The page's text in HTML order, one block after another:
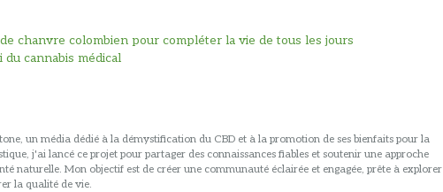
chanvre colombien pour compléter la vie de tous les jours
cannabis médical
un média dédié à la démystification du CBD et à la promotion de ses bienfaits pour la
j'ai lancé ce projet pour partager des connaissances fiables et soutenir une approche
naturelle. Mon objectif est de créer une communauté éclairée et engagée, prête à explorer
la qualité de vie.